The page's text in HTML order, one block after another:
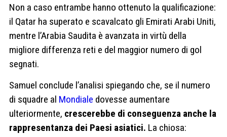
Non a caso entrambe hanno ottenuto la qualificazione:
il Qatar ha superato e scavalcato gli Emirati Arabi Uniti,
mentre l’Arabia Saudita è avanzata in virtù della
migliore differenza reti e del maggior numero di gol
segnati.
Samuel conclude l’analisi spiegando che, se il numero
di squadre al Mondiale dovesse aumentare
ulteriormente, crescerebbe di conseguenza anche la
rappresentanza dei Paesi asiatici. La chiosa: